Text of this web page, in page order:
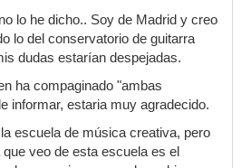
lo he dicho.. Soy de Madrid y creo
lo del conservatorio de guitarra
dudas estarían despejadas.
ha compaginado "ambas
informar, estaria muy agradecido.
escuela de música creativa, pero
veo de esta escuela es el